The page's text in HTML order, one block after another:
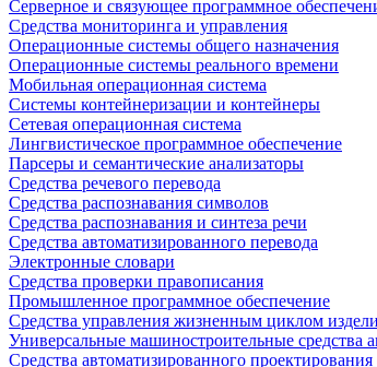
Серверное и связующее программное
Средства мониторинга и управления
Операционные системы общего назначения
Операционные системы реального времени
Мобильная операционная система
Системы контейнеризации и контейнеры
Сетевая операционная система
Лингвистическое программное обеспечение
Парсеры и семантические анализаторы
Средства речевого перевода
Средства распознавания символов
Средства распознавания и синтеза речи
Средства автоматизированного перевода
Электронные словари
Средства проверки правописания
Промышленное программное обеспечение
Средства управления жизненным циклом
Универсальные машиностроительные средства
Средства автоматизированного